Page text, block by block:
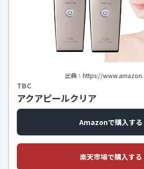
出典：https://
TBC
アクアピールクリア
Amazonで購入する
楽天市場で購入する